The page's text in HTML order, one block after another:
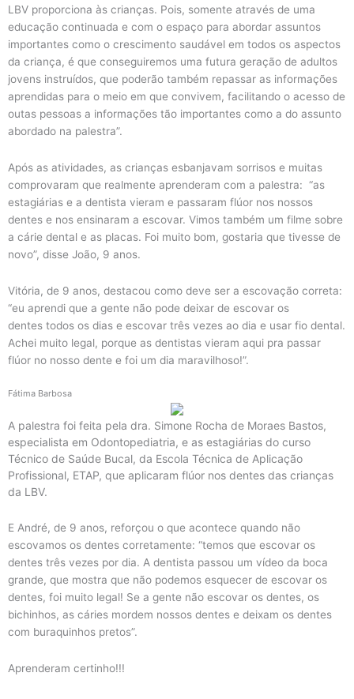
LBV proporciona às crianças. Pois, somente através de uma
educação continuada e com o espaço para abordar assuntos
importantes como o crescimento saudável em todos os aspectos
da criança, é que conseguiremos uma futura geração de adultos
jovens instruídos, que poderão também repassar as informações
aprendidas para o meio em que convivem, facilitando o acesso de
outas pessoas a informações tão importantes como a do assunto
abordado na palestra”.
Após as atividades, as crianças esbanjavam sorrisos e muitas
comprovaram que realmente aprenderam com a palestra: “as
estagiárias e a dentista vieram e passaram flúor nos nossos
dentes e nos ensinaram a escovar. Vimos também um filme sobre
a cárie dental e as placas. Foi muito bom, gostaria que tivesse de
novo”, disse João, 9 anos.
Vitória, de 9 anos, destacou como deve ser a escovação correta:
“eu aprendi que a gente não pode deixar de escovar os
dentes todos os dias e escovar três vezes ao dia e usar fio dental.
Achei muito legal, porque as dentistas vieram aqui pra passar
flúor no nosso dente e foi um dia maravilhoso!”.
Fátima Barbosa
A palestra foi feita pela dra. Simone Rocha de Moraes Bastos,
especialista em Odontopediatria, e as estagiárias do curso
Técnico de Saúde Bucal, da Escola Técnica de Aplicação
Profissional, ETAP, que aplicaram flúor nos dentes das crianças
da LBV.
E André, de 9 anos, reforçou o que acontece quando não
escovamos os dentes corretamente: “temos que escovar os
dentes três vezes por dia. A dentista passou um vídeo da boca
grande, que mostra que não podemos esquecer de escovar os
dentes, foi muito legal! Se a gente não escovar os dentes, os
bichinhos, as cáries mordem nossos dentes e deixam os dentes
com buraquinhos pretos”.
Aprenderam certinho!!!